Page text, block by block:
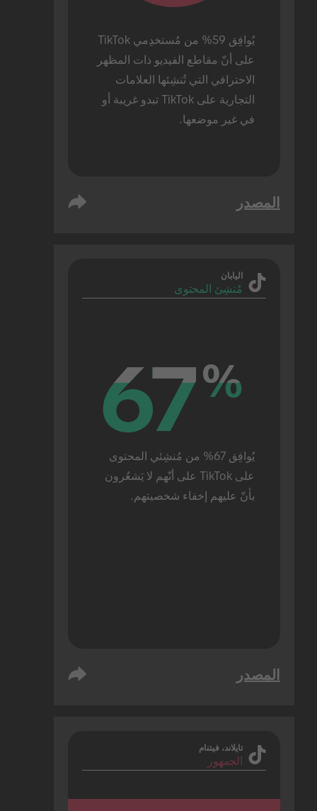
في غير موضعها.
المصدر
اليابان
مُنشِئ المحتوى
67%
67%
بأنّ عليهم إخفاء شخصيتهم.
المصدر
تايلاند، فيتنام
الجمهور